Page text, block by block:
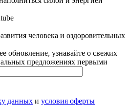
человека и оздоровительных
обновление, узнавайте о свежих
предложениях первыми
данных и условия оферты